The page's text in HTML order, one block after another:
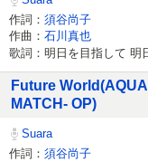
作詞： 須谷尚子
作曲： 石川真也
歌詞：明日を目指して 明
Future
MATCH- OP)
Suara
作詞： 須谷尚子